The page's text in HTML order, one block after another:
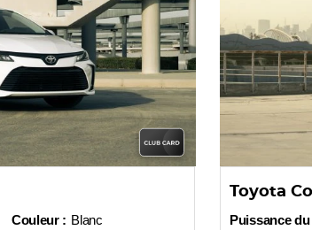
Couleur : Blanc
Toyota
Puissance